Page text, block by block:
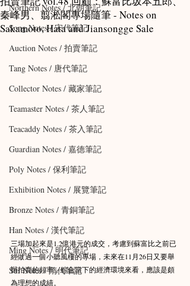
Northern Notes / 北朝筆記
Song Notes / 宋代筆記
Auction Notes / 拍賣筆記
Tang Notes / 唐代筆記
Collector Notes / 藏家筆記
Teamaster Notes / 茶人筆記
Teacaddy Notes / 茶入筆記
Guardian Notes / 嘉德筆記
Poly Notes / 保利筆記
Exhibition Notes / 展覽筆記
Bronze Notes / 青銅筆記
Han Notes / 漢代筆記
Ming Notes / 明代筆記
Sui Notes / 隋代筆記
秦峰男、翦淞閣專場隨筆 - Notes on
Sakamoto, Hata and Jiansongge Sale
三場加起來是1.2億港元的成交，考慮到蘇富比之前已
經做過一個小聽風樓的專場，未來在11月26日又要舉
辦拍賣的頻率，綜合當下的經濟環境來看，應該是頗
為理想的成績。